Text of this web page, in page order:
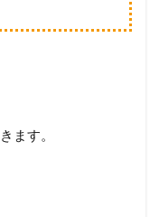
ます。